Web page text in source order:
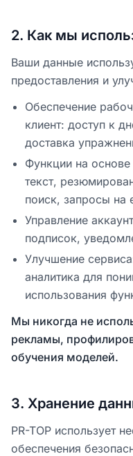
2. Как мы
Ваши данные
предоставления и
Обеспечение
клиент: доступ к
доставка
Функции на
текст,
поиск, запросы на
Управление
подписок,
Улучшение
аналитика для
использования
Мы никогда не
рекламы,
обучения моделей.
3. Хранение
PR-TOP использует
обеспечения